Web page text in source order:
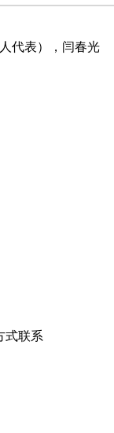
代表），闫春光
式联系